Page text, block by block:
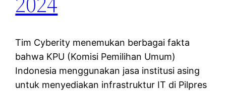
Tim Cyberity menemukan berbagai fakta
bahwa KPU (Komisi Pemilihan Umum)
Indonesia menggunakan jasa institusi asing
untuk menyediakan infrastruktur IT di Pilpres